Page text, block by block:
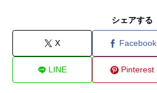
シェアする
X Facebook
LINE Pinterest